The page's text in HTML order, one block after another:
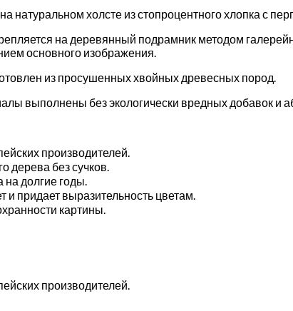
натуральном холсте из стопроцентного хлопка с
на деревянный подрамник методом
основного изображения.
из просушенных хвойных древесных пород.
выполнены без экологически вредных добавок и
производителей.
дерева без сучков.
долгие годы.
придает выразительность цветам.
картины.
производителей.